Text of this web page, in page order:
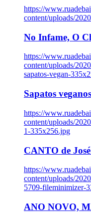
https://
content/uploads/
No Infame, O
https://
content/uploads/
sapatos-vegan-
Sapatos veganos
https://
content/uploads/
1-335x256.jpg
CANTO de
https://
content/uploads/
5709-fileminimizer-
ANO NOVO,